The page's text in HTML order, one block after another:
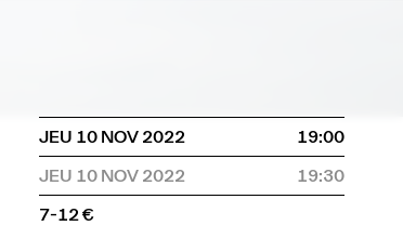
JEU 10 NOV 2022
19:00
JEU 10 NOV 2022
19:30
7-12 €